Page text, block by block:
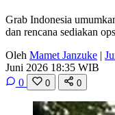
Grab Indonesia
dan rencana sediakan
Oleh Mamet Janzuke |
Juni 2026 18:35 WIB
0
0 0